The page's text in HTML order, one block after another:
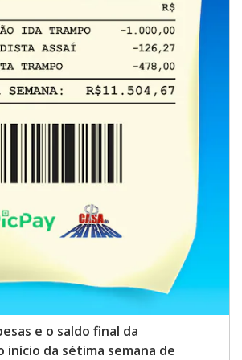
e o saldo final da
da sétima semana de